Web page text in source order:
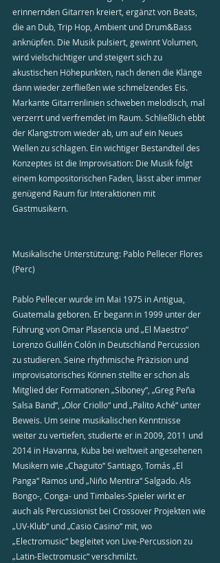
erinnernden Gitarren kreiert, ergänzt von Beats,
die an Dub, Trip Hop, Ambient und Drum&Bass
anknüpfen. Die Musik pulsiert, gewinnt Volumen,
wird vielschichtiger und steigert sich zu
akustischen Höhepunkten, nach denen die Klänge
dann wieder zerfließen wie schmelzendes Eis.
Markante Gitarrenlinien schweben melodisch, mal
verzerrt und verfremdet im Raum. Schließlich ebbt
der Klangstrom wieder ab, um auf ein Neues
Wellen zu schlagen. Ein wichtiger Bestandteil des
Konzeptes ist die Improvisation: Die Musik folgt
einem kompositorischen Faden, lässt aber immer
genügend Raum für Interaktionen mit
Gastmusikern.
Musikalische Unterstützung: Pablo Pellecer Flores
(Perc)
Pablo Pellecer wurde im Mai 1975 in Antigua,
Guatemala geboren. Er begann in 1999 unter der
Führung von Omar Plasencia und „El Maestro“
Lorenzo Guillén Colón in Deutschland Percussion
zu studieren. Seine rhythmische Präzision und
improvisatorisches Können stellte er schon als
Mitglied der Formationen „Siboney“, „Greg Peña
Salsa Band“, „Olor Criollo“ und „Palito Aché“ unter
Beweis. Um seine musikalischen Kenntnisse
weiter zu vertiefen, studierte er in 2009, 2011 und
2014 in Havanna, Kuba bei weltweit angesehenen
Musikern wie „Chaguito“ Santiago, Tomás „El
Panga“ Ramos und „Niño Mentira“ Salgado. Als
Bongo-, Conga- und Timbales-Spieler wirkt er
auch als Percussionist bei Crossover Projekten wie
„UV-Klub“ und „Casio Casino“ mit, wo
„Electromusic“ begleitet von Live-Percussion zu
„Latin-Electromusic“ verschmilzt.